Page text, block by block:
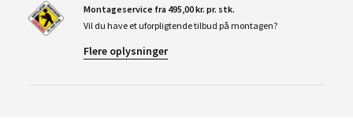
Montageservice fra 495,00 kr. pr. stk.
Vil du have et uforpligtende tilbud på montagen?
Flere oplysninger